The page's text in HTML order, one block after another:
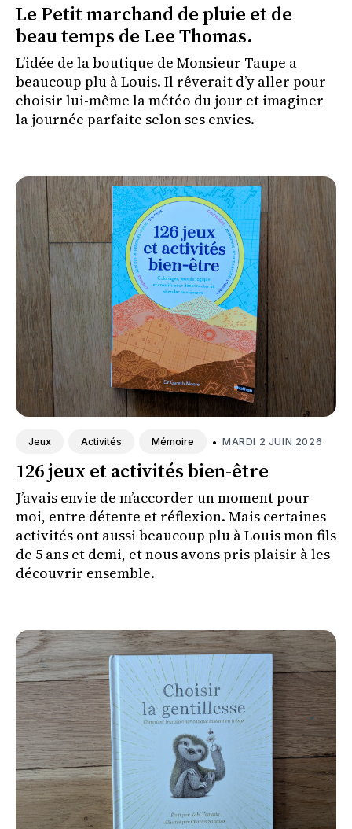
Le Petit marchand de pluie et de
beau temps de Lee Thomas.
L’idée de la boutique de Monsieur Taupe a
beaucoup plu à Louis. Il rêverait d’y aller pour
choisir lui-même la météo du jour et imaginer
la journée parfaite selon ses envies.
Jeux Activités Mémoire • MARDI 2 JUIN 2026
126 jeux et activités bien-être
J’avais envie de m’accorder un moment pour
moi, entre détente et réflexion. Mais certaines
activités ont aussi beaucoup plu à Louis mon fils
de 5 ans et demi, et nous avons pris plaisir à les
découvrir ensemble.